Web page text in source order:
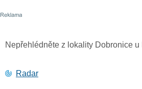
Nepřehlédněte z lokality Dobronice u
Radar